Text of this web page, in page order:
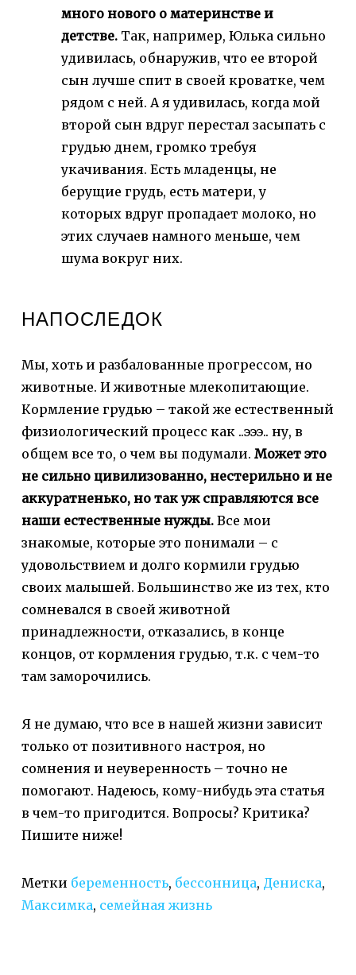
много нового о материнстве и
детстве.Так, например, Юлька сильно
удивилась, обнаружив, что ее второй
сын лучше спит в своей кроватке, чем
рядом с ней. А я удивилась, когда мой
второй сын вдруг перестал засыпать с
грудью днем, громко требуя
укачивания. Есть младенцы, не
берущие грудь, есть матери, у
которых вдруг пропадает молоко, но
этих случаев намного меньше, чем
шума вокруг них.
НАПОСЛЕДОК
Мы, хоть и разбалованные прогрессом, но
животные. И животные млекопитающие.
Кормление грудью – такой же естественный
физиологический процесс как ..эээ.. ну, в
общем все то, о чем вы подумали. Может это
не сильно цивилизованно, нестерильно и не
аккуратненько, но так уж справляются все
наши естественные нужды.Все мои
знакомые, которые это понимали – с
удовольствием и долго кормили грудью
своих малышей. Большинство же из тех, кто
сомневался в своей животной
принадлежности, отказались, в конце
концов, от кормления грудью, т.к. с чем-то
там заморочились.
Я не думаю, что все в нашей жизни зависит
только от позитивного настроя, но
сомнения и неуверенность – точно не
помогают. Надеюсь, кому-нибудь эта статья
в чем-то пригодится. Вопросы? Критика?
Пишите ниже!
Метки беременность, бессонница, Дениска,
Максимка, семейная жизнь